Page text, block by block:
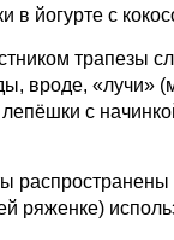
в йогурте с
трапезы
вроде, «лучи»
с
ряженке)